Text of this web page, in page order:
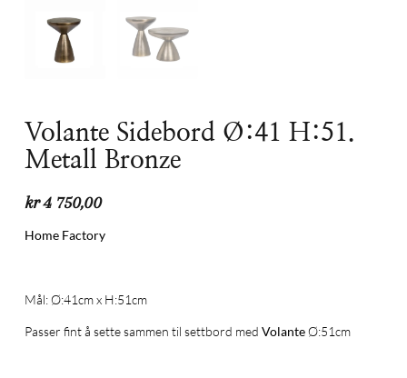
Volante Sidebord Ø:41 H:51.
Metall Bronze
kr4 750,00
Home Factory
Mål: Ø:41cm x H:51cm
Passer fint å sette sammen til settbord med VolanteØ:51cm